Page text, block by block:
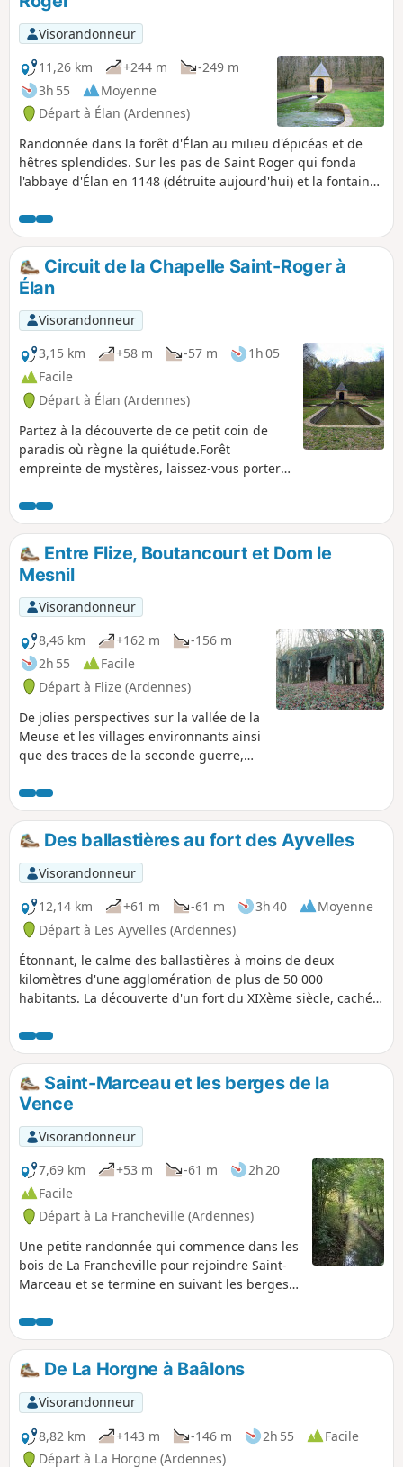
Visorandonneur
11,26 km
+244 m
-249 m
3h 55
Moyenne
Départ à Élan (Ardennes)
Randonnée dans la forêt d'Élan au milieu d'épicéas et de
hêtres splendides. Sur les pas de Saint Roger qui fonda
l'abbaye d'Élan en 1148 (détruite aujourd'hui) et la fontaine
les pas également du curé Meslier qui officia à Étrépigny,
Balaives et Butz de 1689 à 1729 qui était athée et
révolutionnaire.
Circuit de la Chapelle Saint-Roger à
Élan
Visorandonneur
3,15 km
+58 m -57 m
1h 05
Facile
Départ à Élan (Ardennes)
Partez à la découverte de ce petit coin de
paradis où règne la quiétude.Forêt
empreinte de mystères, laissez-vous porter
Entre Flize, Boutancourt et Dom le
Mesnil
Visorandonneur
8,46 km
+162 m
-156 m
2h 55
Facile
Départ à Flize (Ardennes)
De jolies perspectives sur la vallée de la
Meuse et les villages environnants ainsi
que des traces de la seconde guerre,
a marqué l'histoire économique.
Des ballastières au fort des Ayvelles
Visorandonneur
12,14 km
+61 m -61 m 3h 40
Moyenne
Départ à Les Ayvelles (Ardennes)
Étonnant, le calme des ballastières à moins de deux
kilomètres d'une agglomération de plus de 50 000
habitants. La découverte d'un fort du XIXème siècle, caché
Saint-Marceau et les berges de la
Vence
Visorandonneur
7,69 km
+53 m -61 m
2h 20
Facile
Départ à La Francheville (Ardennes)
Une petite randonnée qui commence dans les
bois de La Francheville pour rejoindre Saint-
Marceau et se termine en suivant les berges
industrielles, vestiges de moulins à eau.
De La Horgne à Baâlons
Visorandonneur
8,82 km
+143 m -146 m 2h 55
Facile
Départ à La Horgne (Ardennes)